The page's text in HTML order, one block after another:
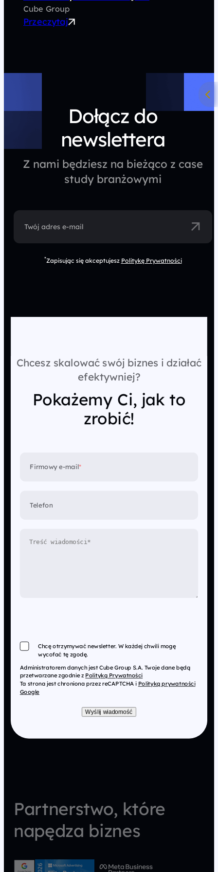
Cube Group
Przeczytaj
Dołącz do
newslettera
Z nami będziesz na bieżąco z case
study branżowymi
Twój adres e-mail
*Zapisując się akceptujesz Politykę Prywatności
Chcesz skalować swój biznes i działać
efektywniej?
Pokażemy Ci, jak to
zrobić!
Firmowy e-mail*
Telefon
Chcę otrzymywać newsletter. W każdej chwili mogę
wycofać tę zgodę.
Administratorem danych jest Cube Group S.A. Twoje dane będą
przetwarzane zgodnie z Polityką Prywatności
Ta strona jest chroniona przez reCAPTCHA i Polityką prywatności
Google
Wyślij wiadomość
Partnerstwo, które
napędza biznes